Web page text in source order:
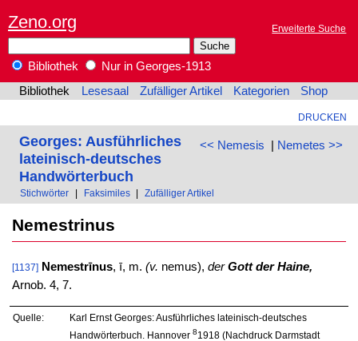
Zeno.org Erweiterte Suche
Bibliothek
Nur in Georges-1913
Bibliothek
Lesesaal Zufälliger Artikel Kategorien Shop
DRUCKEN
<< Nemesis | Nemetes >>
Georges: Ausführliches
lateinisch-deutsches
Handwörterbuch
Stichwörter Faksimiles Zufälliger Artikel
Nemestrinus
[1137] Nemestrīnus, ī, m. (v. nemus), der Gott der Haine,
Arnob. 4, 7.
Quelle:
Karl Ernst Georges: Ausführliches lateinisch-deutsches
Handwörterbuch. Hannover 81918 (Nachdruck Darmstadt